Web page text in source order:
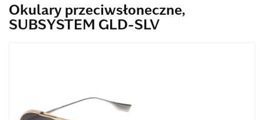
Okulary przeciwsłoneczne,
SUBSYSTEM GLD-SLV